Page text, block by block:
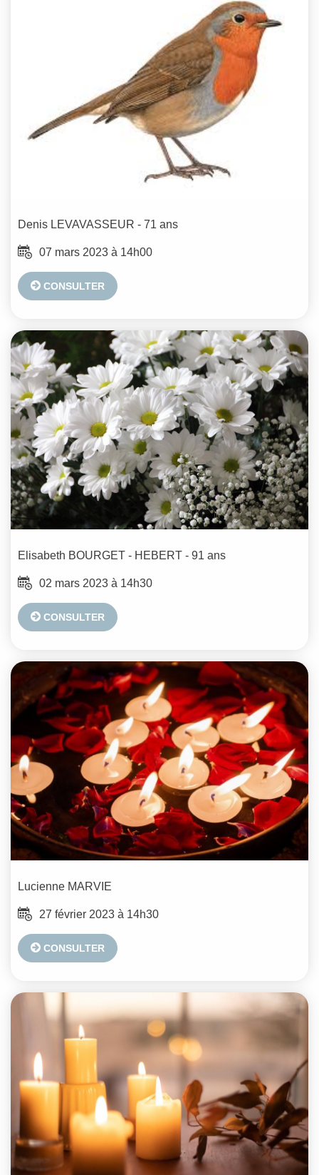
Denis LEVAVASSEUR - 71 ans
07 mars 2023 à 14h00
CONSULTER
Elisabeth BOURGET - HEBERT - 91 ans
02 mars 2023 à 14h30
CONSULTER
Lucienne MARVIE
27 février 2023 à 14h30
CONSULTER